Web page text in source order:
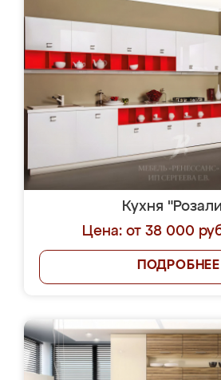
Кухня
Цена: от 38 000
ПОДРОБНЕЕ